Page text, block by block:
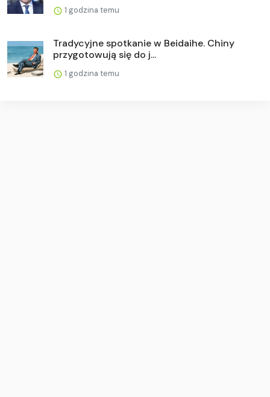
1 godzina temu
Tradycyjne spotkanie w Beidaihe. Chiny
przygotowują się do j...
1 godzina temu